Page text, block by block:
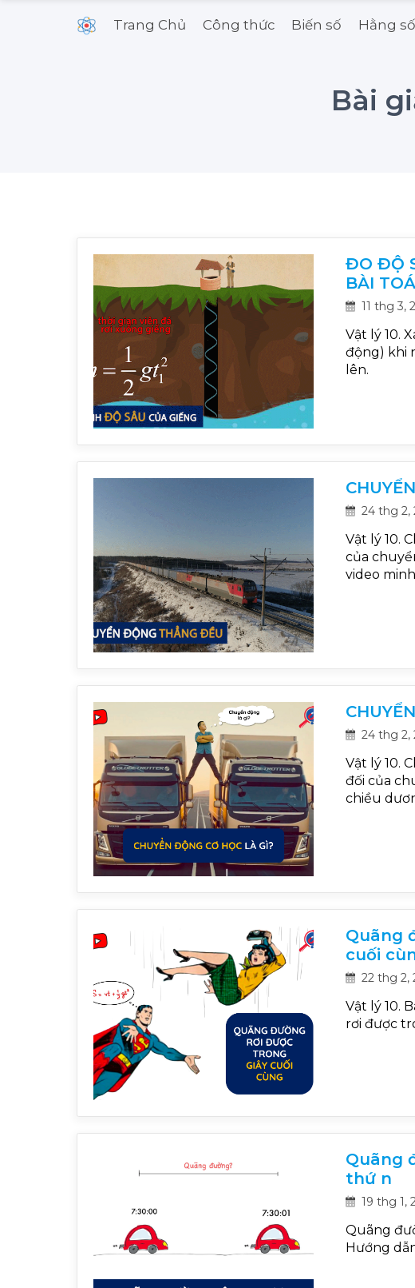
Trang Chủ Công thức Biến số Hằng số
Bài
ĐO ĐỘ
BÀI
11 thg 3,
Vật lý 10.
động) khi
lên.
24 thg 2,
Vật lý 10.
của
video
24 thg 2,
Vật lý 10.
đối của
chiều
Quãng
cuối
22 thg 2,
Vật lý 10.
rơi được
Quãng
thứ n
19 thg 1,
Quãng
Hướng